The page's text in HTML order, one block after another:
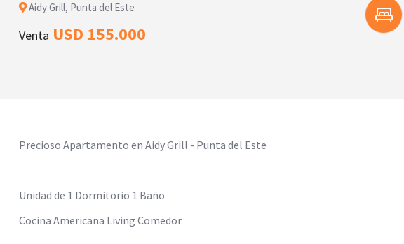
Aidy Grill, Punta del Este
Venta USD 155.000
Precioso Apartamento en Aidy Grill - Punta del Este
Unidad de 1 Dormitorio 1 Baño
Cocina Americana Living Comedor